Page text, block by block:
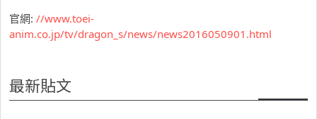
官網: //www.toei-
anim.co.jp/tv/dragon_s/news/news2016050901.html
最新貼文